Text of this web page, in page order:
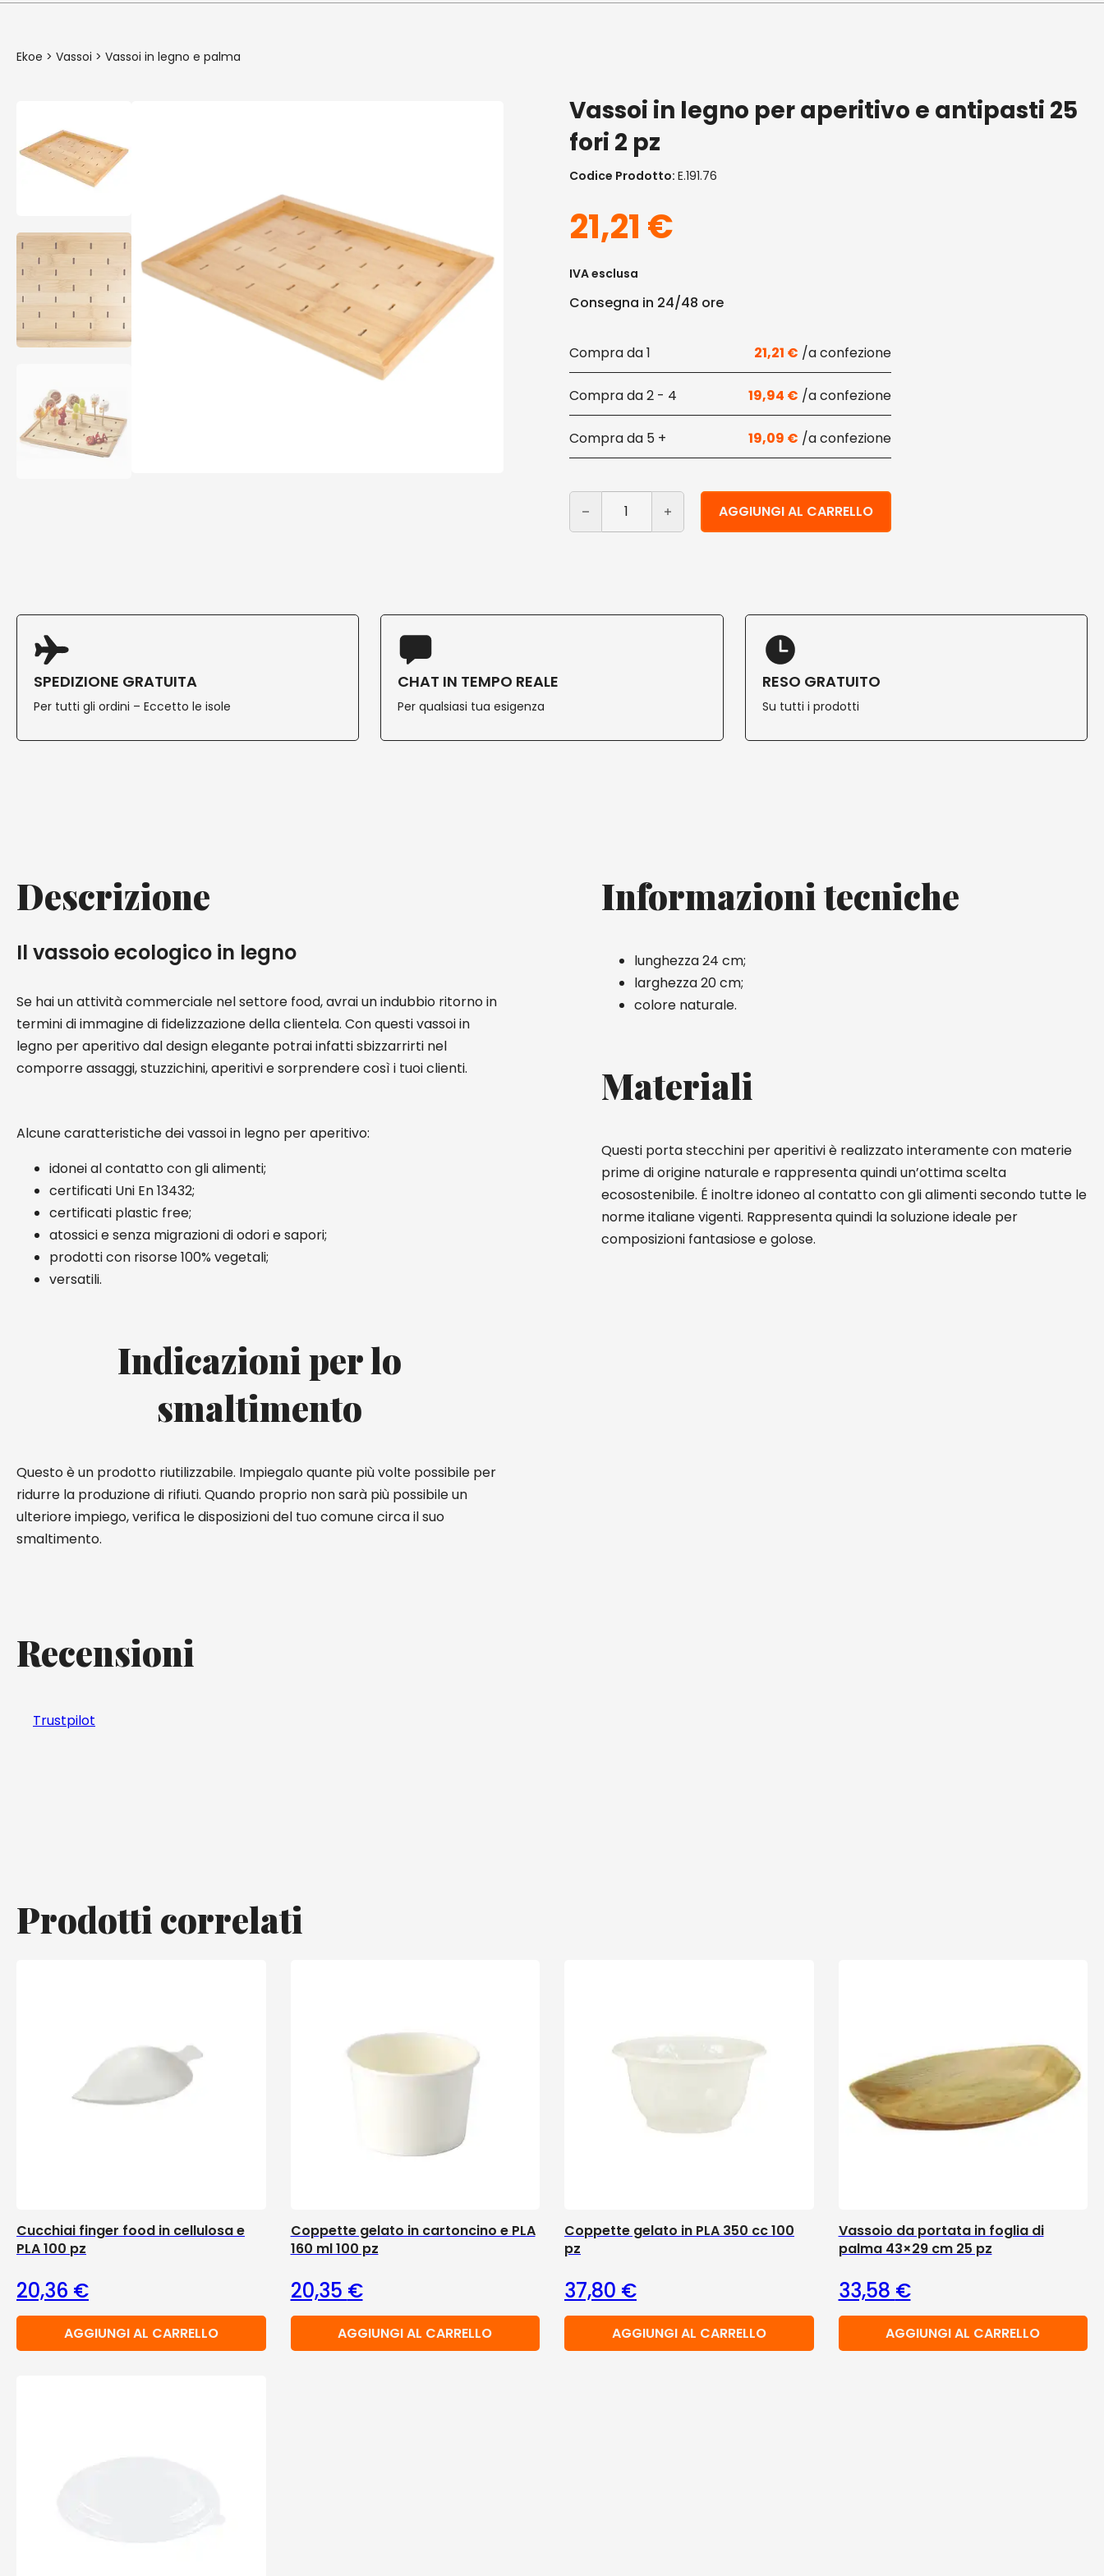
Ekoe > Vassoi > Vassoi in legno e palma
Vassoi in legno per aperitivo e antipasti 25
fori 2 pz
Codice Prodotto: E.191.76
21,21 €
IVA esclusa
Consegna in 24/48 ore
1 21,21 €
2 - 4 19,94 €
5 + 19,09 €
Vassoi in legno per aperitivo e antipasti 25 fori 2 pz quantità
AGGIUNGI AL CARRELLO
Alternative:
SPEDIZIONE GRATUITA
Per tutti gli ordini – Eccetto le isole
CHAT IN TEMPO REALE
Per qualsiasi tua esigenza
RESO GRATUITO
Su tutti i prodotti
Descrizione
Il vassoio ecologico in legno
Se hai un attività commerciale nel settore food, avrai un indubbio ritorno in
termini di immagine di fidelizzazione della clientela. Con questi vassoi in
legno per aperitivo dal design elegante potrai infatti sbizzarrirti nel
comporre assaggi, stuzzichini, aperitivi e sorprendere così i tuoi clienti.
Alcune caratteristiche dei vassoi in legno per aperitivo:
idonei al contatto con gli alimenti;
certificati Uni En 13432;
certificati plastic free;
atossici e senza migrazioni di odori e sapori;
prodotti con risorse 100% vegetali;
versatili.
Indicazioni per lo
smaltimento
Questo è un prodotto riutilizzabile. Impiegalo quante più volte possibile per
ridurre la produzione di rifiuti. Quando proprio non sarà più possibile un
ulteriore impiego, verifica le disposizioni del tuo comune circa il suo
smaltimento.
Informazioni tecniche
lunghezza 24 cm;
larghezza 20 cm;
colore naturale.
Materiali
Questi porta stecchini per aperitivi è realizzato interamente con materie
prime di origine naturale e rappresenta quindi un’ottima scelta
ecosostenibile. É inoltre idoneo al contatto con gli alimenti secondo tutte le
norme italiane vigenti. Rappresenta quindi la soluzione ideale per
composizioni fantasiose e golose.
Recensioni
Trustpilot
Prodotti correlati
Cucchiai finger food in cellulosa e
PLA 100 pz
20,36 €
AGGIUNGI AL CARRELLO
Coppette gelato in cartoncino e PLA
160 ml 100 pz
20,35 €
AGGIUNGI AL CARRELLO
Coppette gelato in PLA 350 cc 100
pz
37,80 €
AGGIUNGI AL CARRELLO
Vassoio da portata in foglia di
palma 43×29 cm 25 pz
33,58 €
AGGIUNGI AL CARRELLO